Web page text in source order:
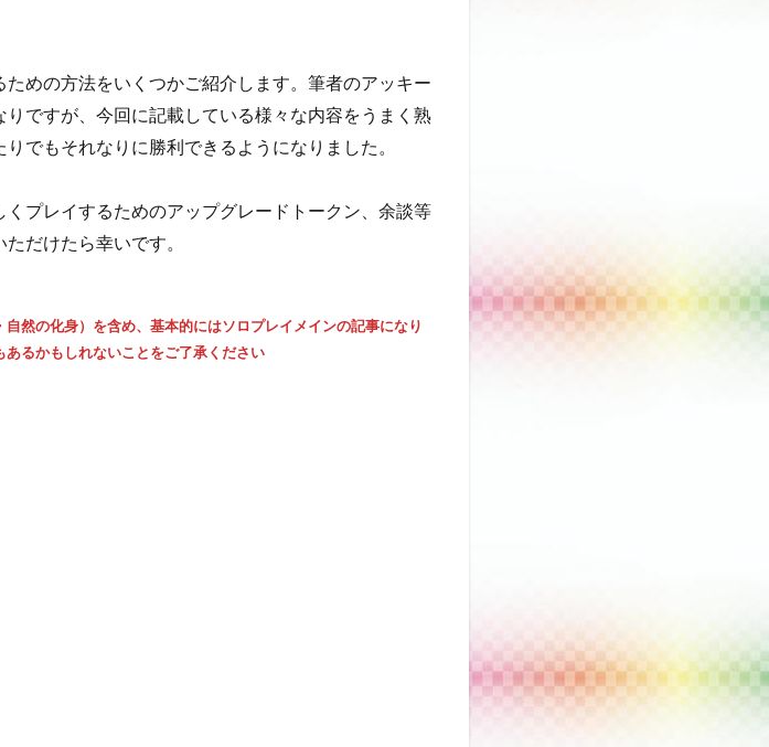
めの方法をいくつかご紹介します。筆者のアッキー
ですが、今回に記載している様々な内容をうまく熟
でもそれなりに勝利できるようになりました。
プレイするためのアップグレードトークン、余談等
だけたら幸いです。
然の化身）を含め、基本的にはソロプレイメインの記事になり
るかもしれないことをご了承ください